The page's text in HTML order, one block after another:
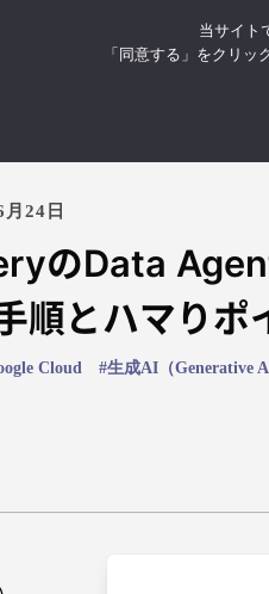
お知らせ イベント・セ
24日
のData
順とハマりポ
Cloud 生成AI（Generative
当サイト
「同意する」をクリ